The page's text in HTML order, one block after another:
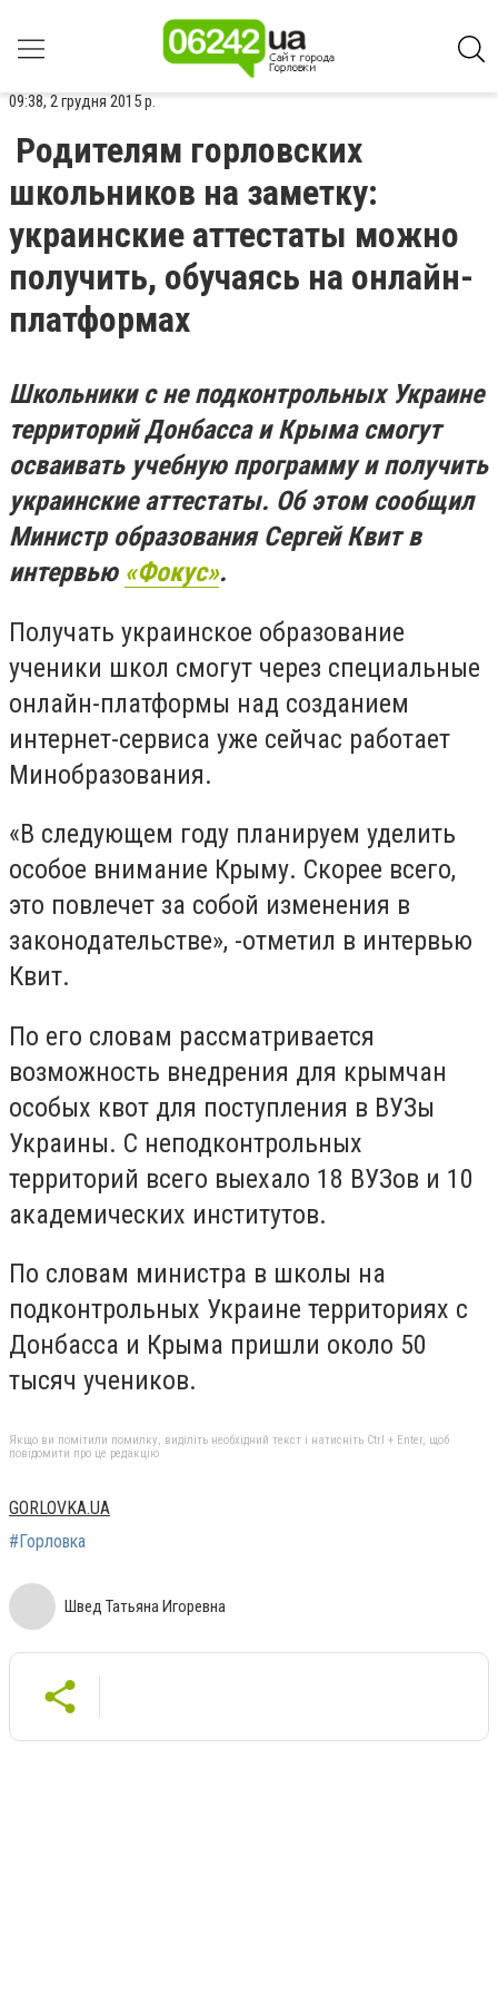
09:38, 2 грудня 2015 р.
Родителям горловских
школьников на заметку:
украинские аттестаты можно
получить, обучаясь на онлайн-
платформах
Школьники с не подконтрольных Украине
территорий Донбасса и Крыма смогут
осваивать учебную программу и получить
украинские аттестаты. Об этом сообщил
Министр образования Сергей Квит в
интервью «Фокус».
Получать украинское образование
ученики школ смогут через специальные
онлайн-платформы над созданием
интернет-сервиса уже сейчас работает
Минобразования.
«В следующем году планируем уделить
особое внимание Крыму. Скорее всего,
это повлечет за собой изменения в
законодательстве», -отметил в интервью
Квит.
По его словам рассматривается
возможность внедрения для крымчан
особых квот для поступления в ВУЗы
Украины. С неподконтрольных
территорий всего выехало 18 ВУЗов и 10
академических институтов.
По словам министра в школы на
подконтрольных Украине территориях с
Донбасса и Крыма пришли около 50
тысяч учеников.
Якщо ви помітили помилку, виділіть необхідний текст і натисніть Ctrl + Enter, щоб
повідомити про це редакцію
GORLOVKA.UA
#Горловка
Швед Татьяна Игоревна